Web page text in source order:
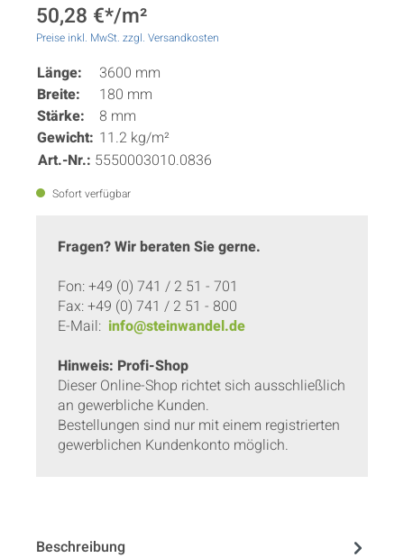
50,28 €*/m²
Preise inkl. MwSt. zzgl. Versandkosten
Länge:
3600 mm
Breite:
180 mm
Stärke:
8 mm
Gewicht: 11.2 kg/m²
Art.-Nr.: 5550003010.0836
Sofort verfügbar
Fragen? Wir beraten Sie gerne.
Fon: +49 (0) 741 / 2 51 - 701
Fax: +49 (0) 741 / 2 51 - 800
E-Mail: info@steinwandel.de
Hinweis: Profi-Shop
Dieser Online-Shop richtet sich ausschließlich
an gewerbliche Kunden.
Bestellungen sind nur mit einem registrierten
gewerblichen Kundenkonto möglich.
Beschreibung